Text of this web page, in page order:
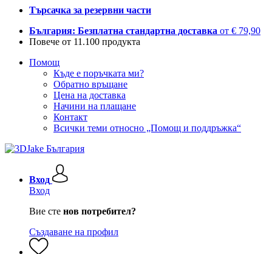
Търсачка за резервни части
България: Безплатна стандартна доставка от € 79,90
Повече от 11.100 продукта
Помощ
Къде е поръчката ми?
Обратно връщане
Цена на доставка
Начини на плащане
Контакт
Всички теми относно „Помощ и поддръжка“
Вход
Вход
Вие сте нов потребител?
Създаване на профил